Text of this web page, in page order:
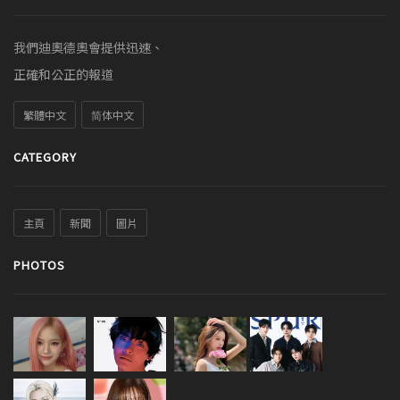
我們迪奧德奧會提供迅速、
正確和公正的報道
繁體中文 简体中文
CATEGORY
主頁 新聞 圖片
PHOTOS